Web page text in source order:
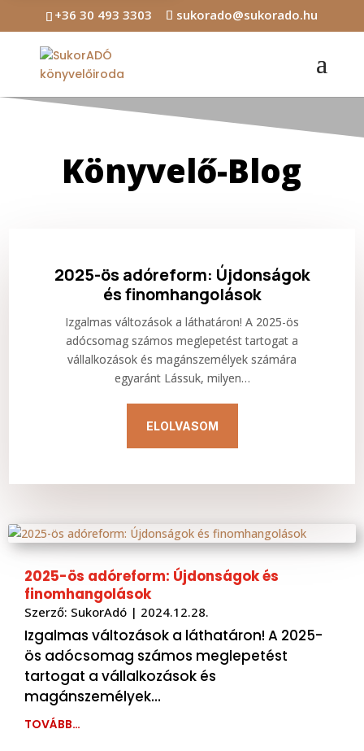
+36 30 493 3303 sukorado@sukorado.hu
Könyvelő-Blog
2025-ös adóreform: Újdonságok
és finomhangolások
Izgalmas változások a láthatáron! A 2025-ös
adócsomag számos meglepetést tartogat a
vállalkozások és magánszemélyek számára
egyaránt Lássuk, milyen…
ELOLVASOM
2025-ös adóreform: Újdonságok és
finomhangolások
Szerző: SukorAdó | 2024.12.28.
Izgalmas változások a láthatáron! A 2025-
ös adócsomag számos meglepetést
tartogat a vállalkozások és
magánszemélyek…
TOVÁBB…